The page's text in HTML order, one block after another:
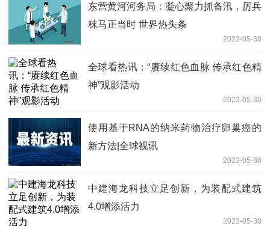
东营黄河河务局：凝心聚力抓备汛，厉兵
秣马正当时 世界热头条
2023-05-30
全球看热讯：“赓续红色血脉 传承红色精
神”观影活动
2023-05-30
使用基于RNA的纳米药物治疗卵巢癌的
新方法|全球视讯
2023-05-30
中建海龙科技立足创新，为装配式建筑
4.0增添活力
2023-05-30